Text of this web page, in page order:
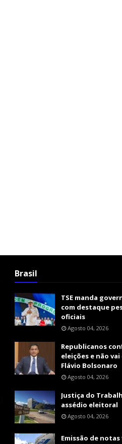
Brasil
TSE manda
com destaque
oficiais
Agosto 04, 2026
Republicanos
eleições e não
Flávio Bolsonaro
Agosto 04, 2026
Justiça do
assédio eleitoral
Agosto 04, 2026
Emissão de notas